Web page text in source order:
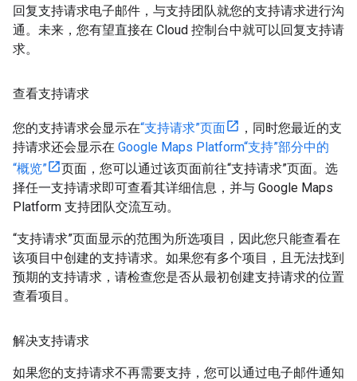
回复支持请求电子邮件，与支持团队就您的支持请求进行沟
通。未来，您有望直接在 Cloud 控制台中就可以回复支持请
求。
查看支持请求
您的支持请求会显示在“支持请求”页面
，同时您最近的支
持请求还会显示在 Google Maps Platform“支持”部分中的
“概览”
页面，您可以通过该页面前往“支持请求”页面。选
择任一支持请求即可查看其详细信息，并与 Google Maps
Platform 支持团队交流互动。
“支持请求”页面显示的范围为所选项目，因此您只能查看在
该项目中创建的支持请求。如果您有多个项目，且无法找到
预期的支持请求，请检查您是否从最初创建支持请求的位置
查看项目。
解决支持请求
如果您的支持请求不再需要支持，您可以通过电子邮件通知